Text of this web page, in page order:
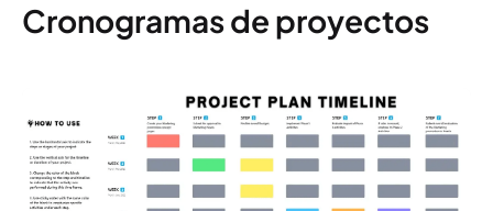
Cronogramas de proyectos